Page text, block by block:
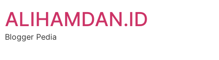
content
ALIHAMDAN.ID
Blogger Pedia